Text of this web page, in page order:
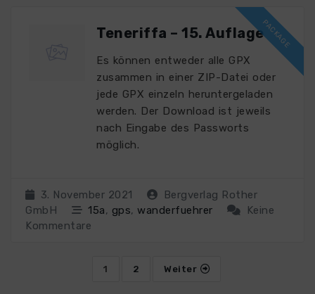
Teneriffa – 15. Auflage
Es können entweder alle GPX
zusammen in einer ZIP-Datei oder
jede GPX einzeln heruntergeladen
werden. Der Download ist jeweils
nach Eingabe des Passworts
möglich.
3. November 2021
Bergverlag Rother
GmbH
15a, gps, wanderfuehrer
Keine
Kommentare
1 2 Weiter